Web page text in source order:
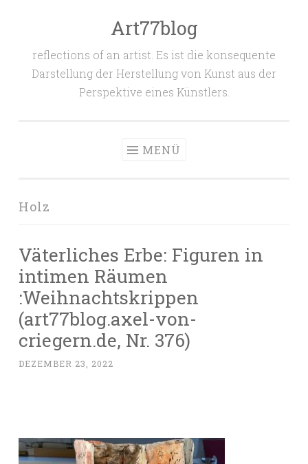
Art77blog
reflections of an artist. Es ist die konsequente
Darstellung der Herstellung von Kunst aus der
Perspektive eines Künstlers.
MENÜ
Holz
Väterliches Erbe: Figuren in
intimen Räumen
:Weihnachtskrippen
(art77blog.axel-von-
criegern.de, Nr. 376)
DEZEMBER 23, 2022